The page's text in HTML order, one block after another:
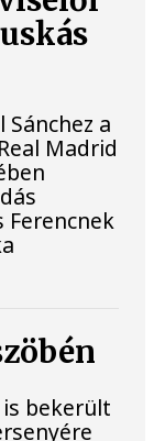
Sánchez a
Madrid
Ferencnek
is bekerült